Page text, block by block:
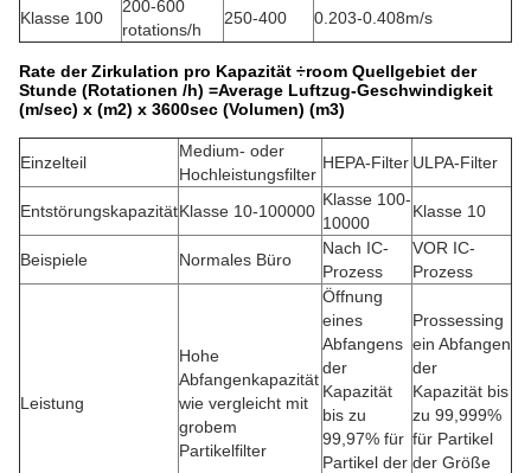
Klasse 100
200-600
rotations/h
250-400 0.203-0.408m/s
Rate der Zirkulation pro Kapazität ÷room Quellgebiet der
Stunde (Rotationen /h) =Average Luftzug-Geschwindigkeit
(m/sec) x (m2) x 3600sec (Volumen) (m3)
Einzelteil
Medium- oder
Hochleistungsfilter
HEPA-Filter ULPA-Filter
EntstörungskapazitätKlasse 10-100000
Klasse 100-
10000
Klasse 10
Beispiele Normales Büro
Nach IC-
Prozess
VOR IC-
Prozess
Leistung
Hohe
Abfangenkapazität
wie vergleicht mit
grobem
Partikelfilter
Öffnung
eines
Abfangens
der
Kapazität
bis zu
99,97% für
Partikel der
Prossessing
ein Abfangen
der
Kapazität bis
zu 99,999%
für Partikel
der Größe